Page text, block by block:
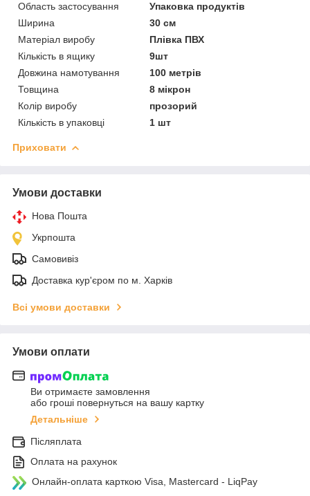
Область застосування
Упаковка продуктів
Ширина
30 см
Матеріал виробу
Плівка ПВХ
Кількість в ящику
9шт
Довжина намотування
100 метрів
Товщина
8 мікрон
Колір виробу
прозорий
Кількість в упаковці
1 шт
Приховати
Умови доставки
Нова Пошта
Укрпошта
Самовивіз
Доставка кур'єром по м. Харків
Всі умови доставки
Умови оплати
Ви отримаєте замовлення
або гроші повернуться на вашу картку
Детальніше
Післяплата
Оплата на рахунок
Онлайн-оплата карткою Visa, Mastercard - LiqPay